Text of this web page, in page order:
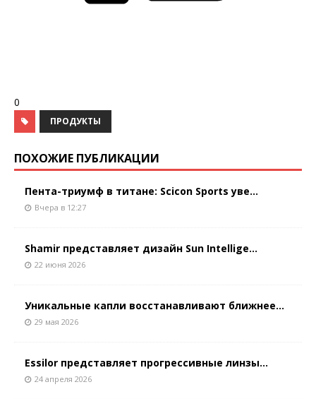
0
ПРОДУКТЫ
ПОХОЖИЕ ПУБЛИКАЦИИ
Пента-триумф в титане: Scicon Sports уве...
Вчера в 12:27
Shamir представляет дизайн Sun Intellige...
22 июня 2026
Уникальные капли восстанавливают ближнее...
29 мая 2026
Essilor представляет прогрессивные линзы...
24 апреля 2026